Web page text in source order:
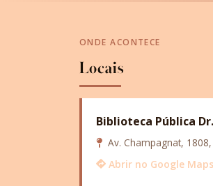
ONDE ACONTECE
Locais
Biblioteca Pública
Av. Champagnat,
Abrir no Google Maps